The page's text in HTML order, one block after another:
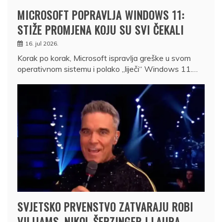
MICROSOFT POPRAVLJA WINDOWS 11:
STIŽE PROMJENA KOJU SU SVI ČEKALI
16. jul 2026.
Korak po korak, Microsoft ispravlja greške u svom
operativnom sistemu i polako „liječi“ Windows 11.…
SVJETSKO PRVENSTVO ZATVARAJU ROBI